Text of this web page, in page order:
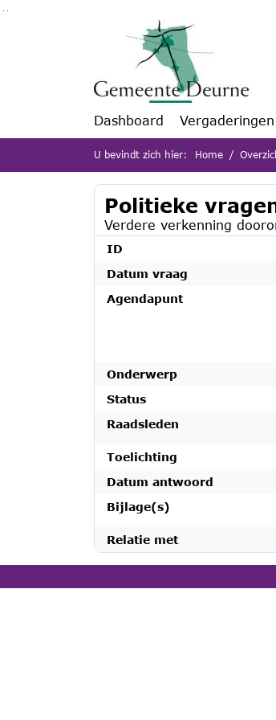
Ga naar de inhoud van deze pagina
Dashboard Vergaderingen
U bevindt zich hier: Home
Politieke
Verdere verkenning
ID
Datum vraag
Agendapunt
Onderwerp
Status
Raadsleden
Toelichting
Datum antwoord
Bijlage(s)
Relatie met